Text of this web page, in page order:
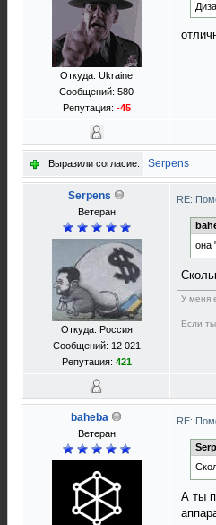
Откуда: Ukraine
Сообщений: 580
Репутация: -45
Выразили согласие: Serpens
Serpens
Ветеран
Откуда: Россия
Сообщений: 12 021
Репутация: 421
RE:
она
У меня
Если
baheba
Ветеран
RE:
А ты